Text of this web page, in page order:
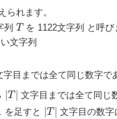
られます。
列 T
Tを 1122文字列 と呼び
文字列
字目までは全て同じ数字で
|T
|T| 文字目までは全て同じ
を足すと T |
|T| 文字目の数字